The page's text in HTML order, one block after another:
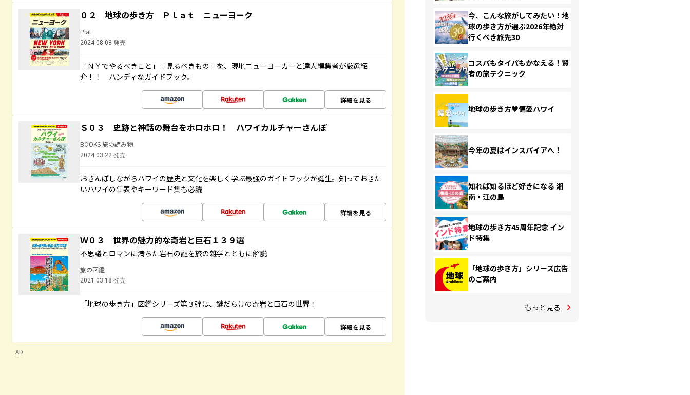
０２ 地球の歩き方 Ｐｌａｔ ニューヨーク
Plat
2024.08.08 発売
「ＮＹでやるべきこと」「見るべきもの」を、現地ニューヨーカーと達人編集者が厳選紹
介！！ ハンディなガイドブック。
詳細を見る
Ｓ０３ 史跡と神話の舞台をホロホロ！ ハワイカルチャーさんぽ
BOOKS 旅の読み物
2024.03.22 発売
おさんぽしながらハワイの歴史と文化を楽しく学ぶ最強のガイドブックが誕生。知っておきた
いハワイの年表やキーワード集も必読
詳細を見る
Ｗ０３ 世界の魅力的な奇岩と巨石１３９選
不思議とロマンに満ちた岩石の謎を旅の雑学とともに解説
旅の図鑑
2021.03.18 発売
「地球の歩き方」図鑑シリーズ第３弾は、謎だらけの奇岩と巨石の世界！
詳細を見る
AD
今、こんな旅がしてみたい！地
球の歩き方が選ぶ2026年絶対
行くべき旅先30
コスパもタイパもかなえる！賢
者の旅テクニック
地球の歩き方♥偏愛ハワイ
今年の夏はインスパイアへ！
知れば知るほど好きになる 湘
南・江の島
地球の歩き方45周年記念 イン
ド特集
「地球の歩き方」シリーズ広告
のご案内
もっと見る